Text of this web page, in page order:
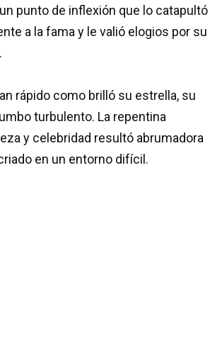
punto de inflexión que lo catapultó
a la fama y le valió elogios por su
rápido como brilló su estrella, su
turbulento. La repentina
y celebridad resultó abrumadora
en un entorno difícil.